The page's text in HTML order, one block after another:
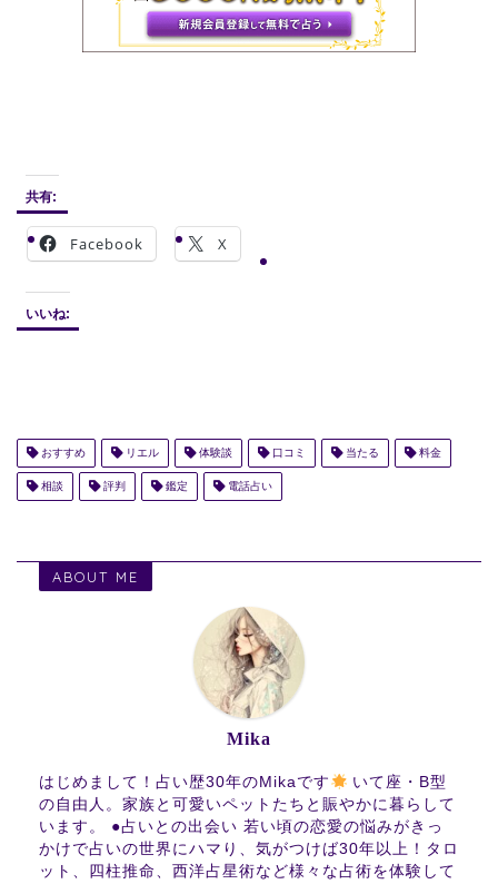
共有:
Facebook X
いいね:
おすすめ リエル 体験談 口コミ 当たる 料金
相談 評判 鑑定 電話占い
ABOUT ME
Mika
はじめまして！占い歴30年のMikaです
いて座・B型
の自由人。家族と可愛いペットたちと賑やかに暮らして
います。 ●占いとの出会い 若い頃の恋愛の悩みがきっ
かけで占いの世界にハマり、気がつけば30年以上！タロ
ット、四柱推命、西洋占星術など様々な占術を体験して